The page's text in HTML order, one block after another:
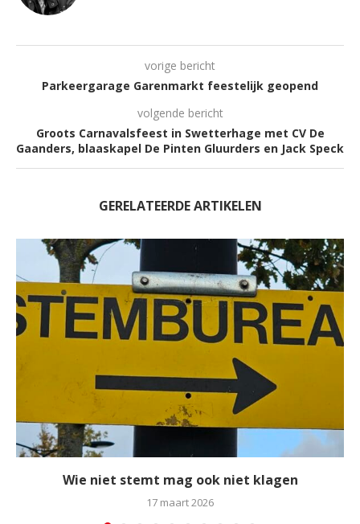
vorige bericht
Parkeergarage Garenmarkt feestelijk geopend
volgende bericht
Groots Carnavalsfeest in Swetterhage met CV De
Gaanders, blaaskapel De Pinten Gluurders en Jack Speck
GERELATEERDE ARTIKELEN
Wie niet stemt mag ook niet klagen
17 maart 2026